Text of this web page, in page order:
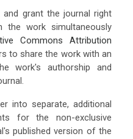
grant the journal right
work simultaneously
Commons Attribution
to share the work with an
work's authorship and
into separate, additional
for the non-exclusive
published version of the